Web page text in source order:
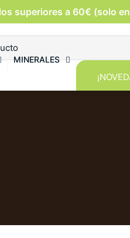
superiores a 60€ (solo
MINERALES